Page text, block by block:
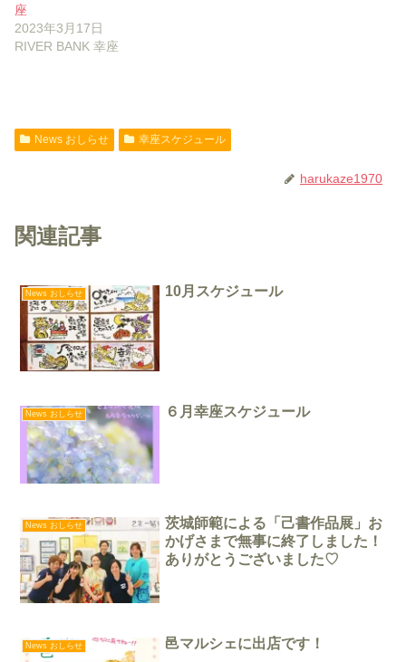
座
2023年3月17日
RIVER BANK 幸座
News おしらせ 幸座スケジュール
harukaze1970
関連記事
News おしらせ 10月スケジュール
News おしらせ ６月幸座スケジュール
News おしらせ
茨城師範による「己書作品展」お
かげさまで無事に終了しました！
ありがとうございました♡
News おしらせ 邑マルシェに出店です！